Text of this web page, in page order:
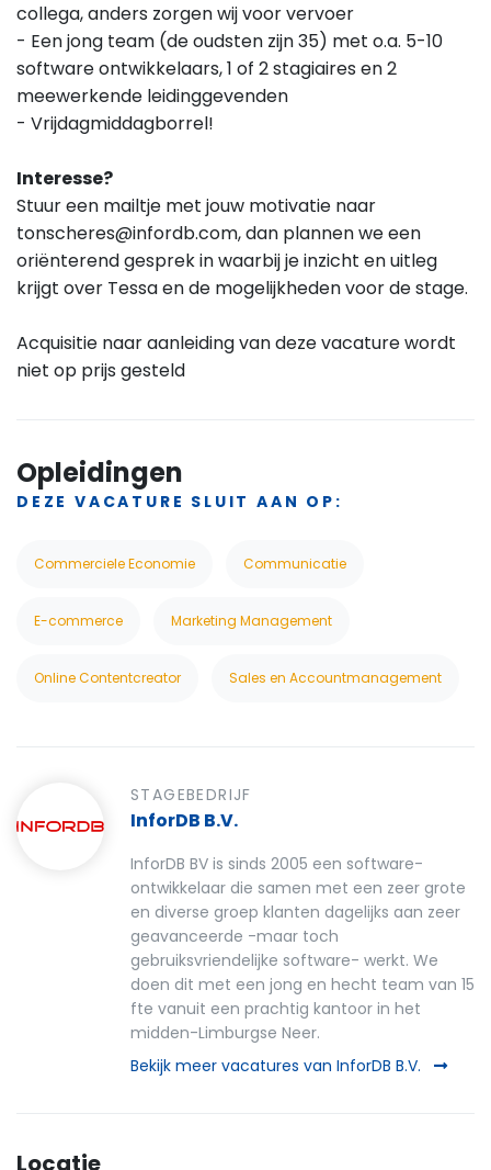
collega, anders zorgen wij voor vervoer
- Een jong team (de oudsten zijn 35) met o.a. 5-10
software ontwikkelaars, 1 of 2 stagiaires en 2
meewerkende leidinggevenden
- Vrijdagmiddagborrel!
Interesse?
Stuur een mailtje met jouw motivatie naar
tonscheres@infordb.com, dan plannen we een
oriënterend gesprek in waarbij je inzicht en uitleg
krijgt over Tessa en de mogelijkheden voor de stage.
Acquisitie naar aanleiding van deze vacature wordt
niet op prijs gesteld
Opleidingen
DEZE VACATURE SLUIT AAN OP:
Commerciele Economie Communicatie
E-commerce Marketing Management
Online Contentcreator Sales en Accountmanagement
STAGEBEDRIJF
InforDB B.V.
InforDB BV is sinds 2005 een software-
ontwikkelaar die samen met een zeer grote
en diverse groep klanten dagelijks aan zeer
geavanceerde -maar toch
gebruiksvriendelijke software- werkt. We
doen dit met een jong en hecht team van 15
fte vanuit een prachtig kantoor in het
midden-Limburgse Neer.
Bekijk meer vacatures van InforDB B.V.
Locatie